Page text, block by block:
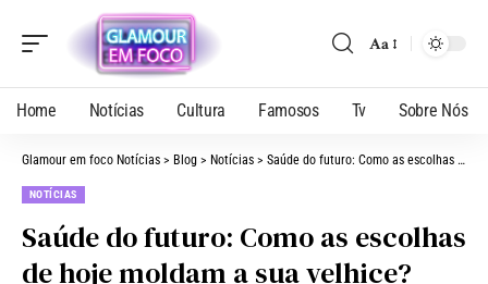
Aa
Home Notícias Cultura Famosos Tv Sobre Nós
Glamour em foco Notícias > Blog > Notícias > Saúde do futuro: Como as escolhas de hoje moldam a sua velhice?
NOTÍCIAS
Saúde do futuro: Como as escolhas
de hoje moldam a sua velhice?